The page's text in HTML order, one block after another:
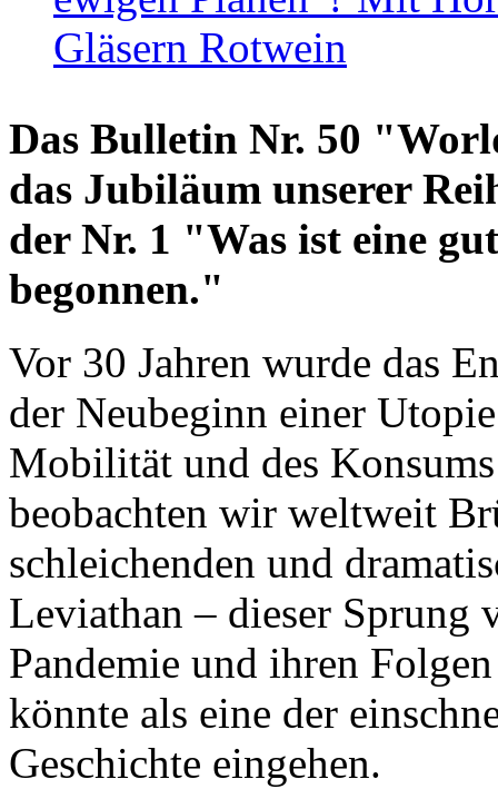
Gläsern Rotwein
Das Bulletin Nr. 50
das Jubiläum unserer
der Nr. 1 "Was ist eine
begonnen."
Vor 30 Jahren wurde das
der Neubeginn einer
Mobilität und des
beobachten wir weltweit
schleichenden und
Leviathan – dieser Sprung
Pandemie und ihren
könnte als eine der
Geschichte eingehen.